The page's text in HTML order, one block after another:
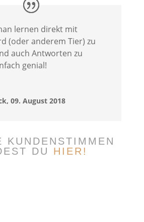
lernen direkt mit
(oder anderem Tier) zu
auch Antworten zu
genial!
09. August 2018
KUNDENSTIMMEN
DU HIER!